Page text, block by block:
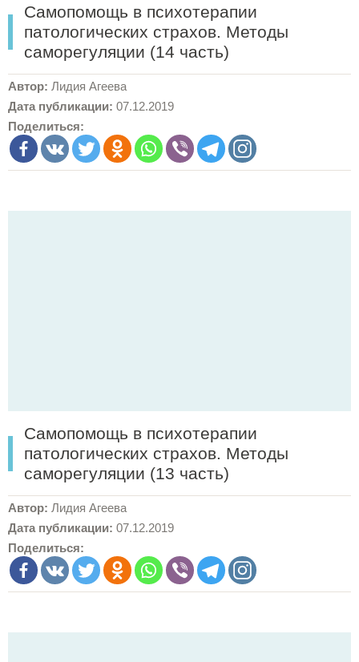
Самопомощь в психотерапии
патологических страхов. Методы
саморегуляции (14 часть)
Автор: Лидия Агеева
Дата публикации: 07.12.2019
Поделиться:
Самопомощь в психотерапии
патологических страхов. Методы
саморегуляции (13 часть)
Автор: Лидия Агеева
Дата публикации: 07.12.2019
Поделиться: